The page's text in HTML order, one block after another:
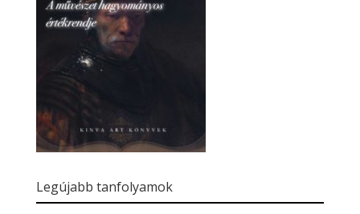
Legújabb tanfolyamok